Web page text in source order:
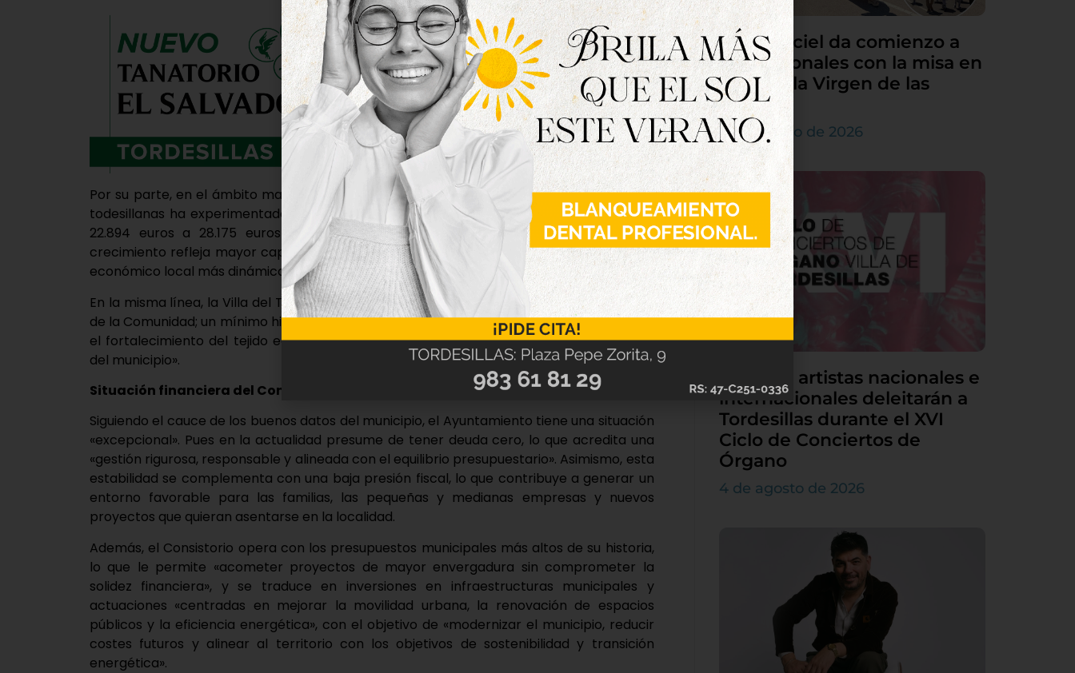
Por su parte, en el ámbito macroeconómico, la renta bruta media de los tordesillanos y
todesillanas ha experimentado una evolución entre 2019 y 2023 del 20,68%, pasando de
22.894 euros a 28.175 euros en apenas cuatro años. Según se ha indicado, «este
crecimiento refleja mayor capacidad adquisitiva, consolidación del empleo y un entorno
económico local más dinámico y resiliente».
En la misma línea, la Villa del Tratado cuenta con el registro más bajo de la tasa de paro
de la Comunidad; un mínimo histórico que refleja la «creación de oportunidades laborales,
el fortalecimiento del tejido económico y una mejora sustancial de la estabilidad social
del municipio».
Situación financiera del Consistorio
Siguiendo el cauce de los buenos datos del municipio, el Ayuntamiento tiene una situación
«excepcional». Pues en la actualidad presume de tener deuda cero, lo que acredita una
«gestión rigurosa, responsable y alineada con el equilibrio presupuestario». Asimismo, esta
estabilidad se complementa con una baja presión fiscal, lo que contribuye a generar un
entorno favorable para las familias, las pequeñas y medianas empresas y nuevos
proyectos que quieran asentarse en la localidad.
Además, el Consistorio opera con los presupuestos municipales más altos de su historia,
lo que le permite «acometer proyectos de mayor envergadura sin comprometer la
solidez financiera», y se traduce en inversiones en infraestructuras municipales y
actuaciones «centradas en mejorar la movilidad urbana, la renovación de espacios
públicos y la eficiencia energética», con el objetivo de «modernizar el municipio, reducir
costes futuros y alinear al territorio con los objetivos de sostenibilidad y transición
energética».
Villamarciel da comienzo a
sus patronales con la misa en
honor a la Virgen de las
Nieves
5 de agosto de 2026
Grandes artistas nacionales e
internacionales deleitarán a
Tordesillas durante el XVI
Ciclo de Conciertos de
Órgano
4 de agosto de 2026